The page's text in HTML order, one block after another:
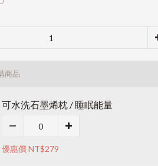
商品
可水洗石墨烯枕 / 睡眠能量
優惠價 NT$279